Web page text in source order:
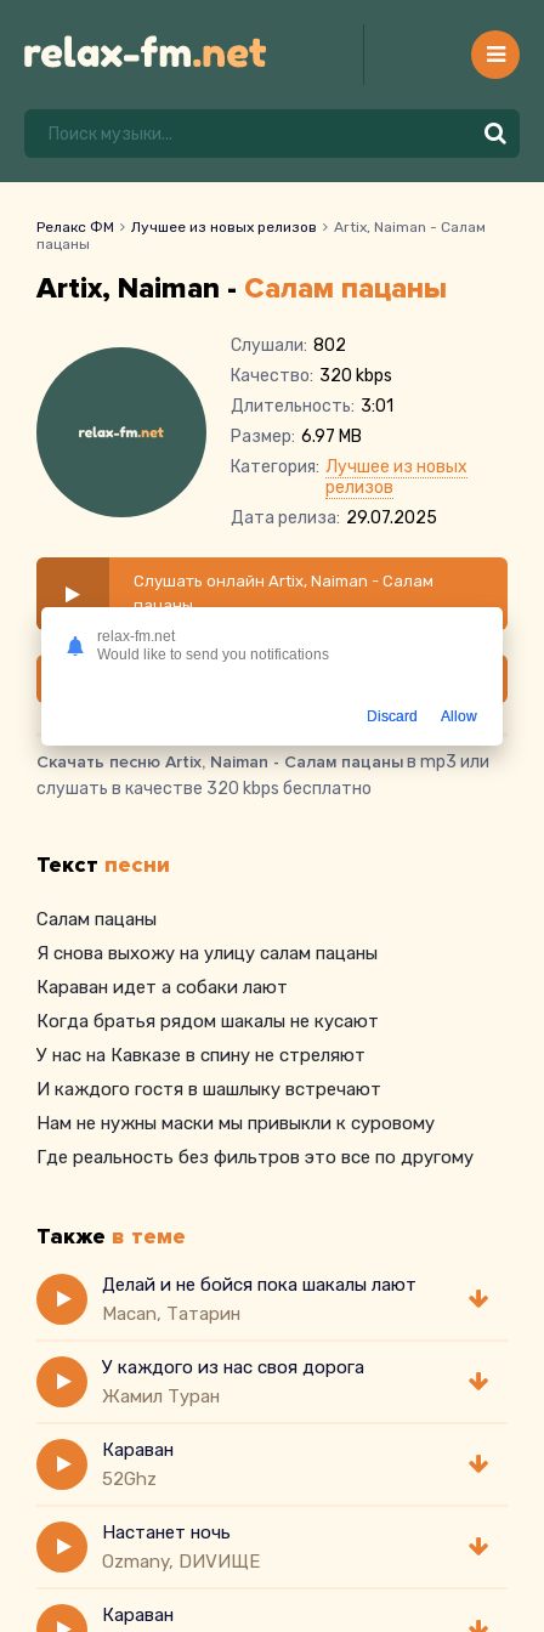
Релакс ФМ Лучшее из новых релизов
Artix, Naiman - Салам
пацаны
Artix, Naiman - Салам пацаны
Слушали: 802
Качество: 320 kbps
Длительность: 3:01
Размер: 6.97 MB
Категория: Лучшее из новых
релизов
Дата релиза: 29.07.2025
Слушать онлайн Artix, Naiman - Салам
пацаны
Скачать песню Artix, Naiman - Салам пацаныв mp3 или
слушать в качестве 320 kbps бесплатно
Текст песни
Салам пацаны
Я снова выхожу на улицу салам пацаны
Караван идет а собаки лают
Когда братья рядом шакалы не кусают
У нас на Кавказе в спину не стреляют
И каждого гостя в шашлыку встречают
Нам не нужны маски мы привыкли к суровому
Где реальность без фильтров это все по другому
Также в теме
Делай и не бойся пока шакалы лают
Macan, Татарин
У каждого из нас своя дорога
Жамил Туран
Караван
52Ghz
Настанет ночь
Ozmany, DИVИЩЕ
Караван
relax-fm.net
Would like to send you notifications
Discard Allow